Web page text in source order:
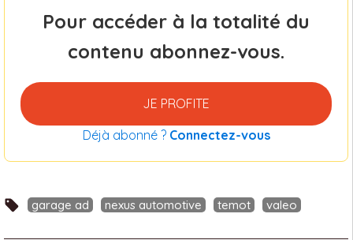
Pour accéder à la totalité du
contenu abonnez-vous.
JE PROFITE
Déjà abonné ? Connectez-vous
garage ad nexus automotive temot valeo